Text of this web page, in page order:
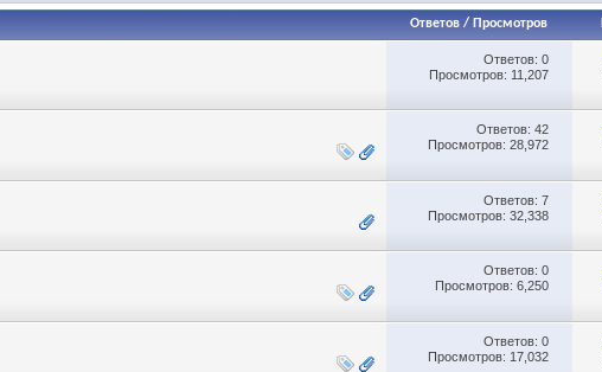
Ответов/ Просмотров
Ответов: 0
Просмотров: 11,207
Ответов: 42
Просмотров: 28,972
Ответов: 7
Просмотров: 32,338
Ответов: 0
Просмотров: 6,250
Ответов: 0
Просмотров: 17,032